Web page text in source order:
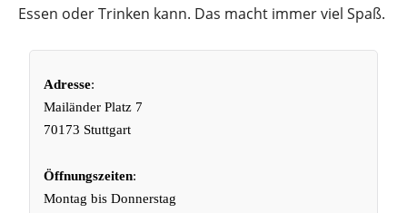
Essen oder Trinken kann. Das macht immer viel Spaß.
Adresse:
Mailänder Platz 7
70173 Stuttgart
Öffnungszeiten:
Montag bis Donnerstag